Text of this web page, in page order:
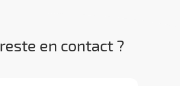
en contact ?